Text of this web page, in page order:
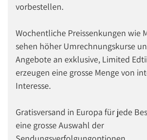
vorbestellen.
Wochentliche Preissenkungen wie
sehen höher Umrechnungskurse
Angebote an exklusive, Limited
erzeugen eine grosse Menge von
Interesse.
Gratisversand in Europa für jede
eine grosse Auswahl der